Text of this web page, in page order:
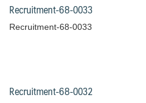
Recruitment-68-0033
Recruitment-68-0033
Recruitment-68-0032